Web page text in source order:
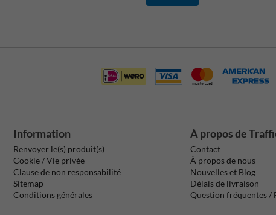
Information
Renvoyer le(s) produit(s)
Cookie / Vie privée
Clause de non responsabilité
Sitemap
Conditions générales
À propos de
Contact
À propos de nous
Nouvelles et Blog
Délais de livraison
Question fréquentes /